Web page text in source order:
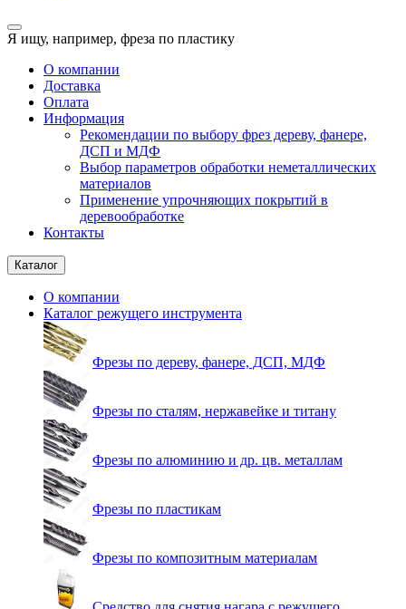
Я ищу, например, фреза по пластику
О компании
Доставка
Оплата
Информация
Рекомендации по выбору фрез дереву, фанере,
ДСП и МДФ
Выбор параметров обработки неметаллических
материалов
Применение упрочняющих покрытий в
деревообработке
Контакты
Каталог
О компании
Каталог режущего инструмента
Фрезы по дереву, фанере, ДСП, МДФ
Фрезы по сталям, нержавейке и титану
Фрезы по алюминию и др. цв. металлам
Фрезы по пластикам
Фрезы по композитным материалам